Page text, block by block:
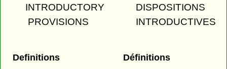
INTRODUCTORY
PROVISIONS
DISPOSITIONS
INTRODUCTIVES
Definitions
Définitions